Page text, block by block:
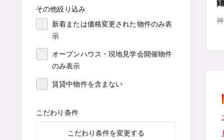
その他絞り込み
新着または価格変更された物件のみ表
示
オープンハウス・現地見学会開催物件
のみ表示
賃貸中物件を含まない
こだわり条件
こだわり条件を変更する